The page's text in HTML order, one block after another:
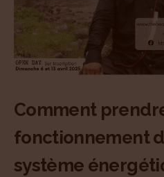
Comment
fonctionnement
système